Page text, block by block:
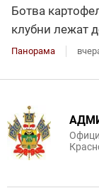
Ботва
клубни лежат
Панорама